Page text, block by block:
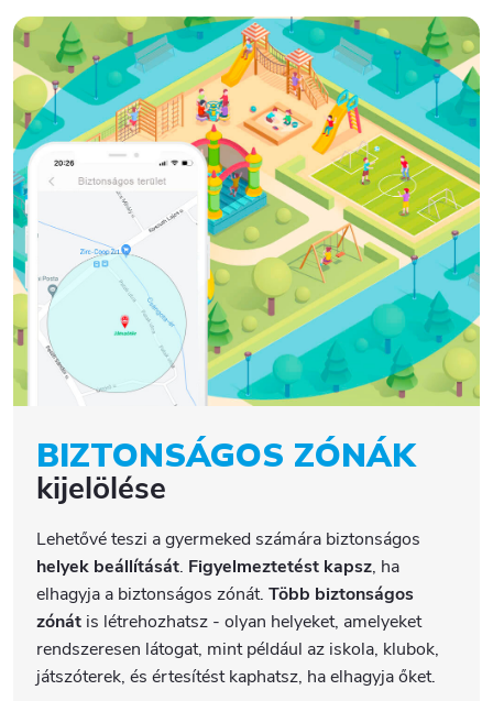
BIZTONSÁGOS ZÓNÁK
kijelölése
Lehetővé teszi a gyermeked számára biztonságos
helyek beállítását. Figyelmeztetést kapsz, ha
elhagyja a biztonságos zónát.Több biztonságos
zónát is létrehozhatsz - olyan helyeket, amelyeket
rendszeresen látogat, mint például az iskola, klubok,
játszóterek, és értesítést kaphatsz, ha elhagyja őket.